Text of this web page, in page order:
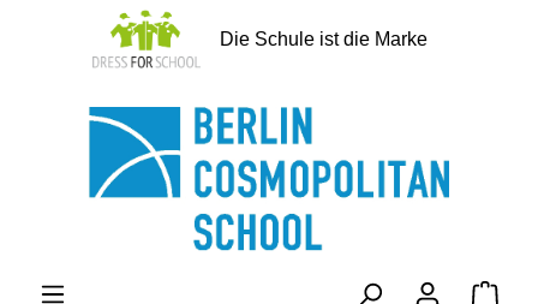
springen
Die Schule ist die Marke